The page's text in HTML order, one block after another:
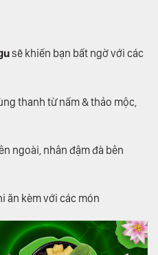
sẽ khiến bạn bất ngờ với các
thanh từ nấm & thảo mộc,
ngoài, nhân đậm đà bên
ăn kèm với các món